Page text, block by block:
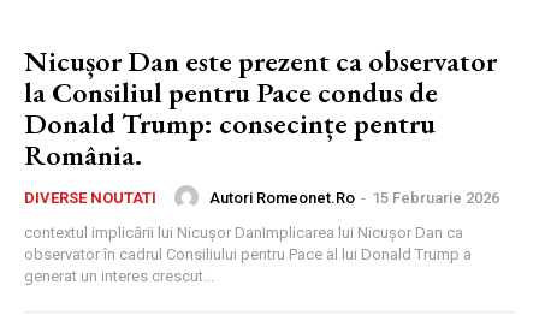
Nicușor Dan este prezent ca observator
la Consiliul pentru Pace condus de
Donald Trump: consecințe pentru
România.
DIVERSE NOUTATI Autori Romeonet.ro - 15 Februarie 2026
contextul implicării lui Nicușor DanImplicarea lui Nicușor Dan ca
observator în cadrul Consiliului pentru Pace al lui Donald Trump a
generat un interes crescut...